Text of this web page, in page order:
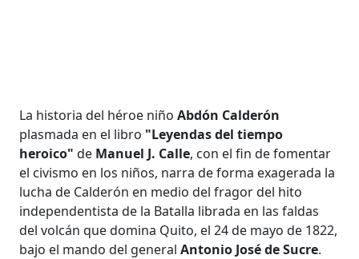
La historia del héroe niñoAbdón Calderón
plasmada en el libro "Leyendas del tiempo
heroico" de Manuel J. Calle, con el fin de fomentar
el civismo en los niños, narra de forma exagerada la
lucha de Calderón en medio del fragor del hito
independentista de la Batalla librada en las faldas
del volcán que domina Quito, el 24 de mayo de 1822,
bajo el mando del generalAntonio José de Sucre.